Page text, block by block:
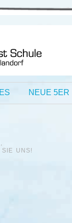
NEUE 5ER
SIE UNS!